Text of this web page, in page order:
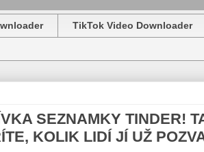
TikTok Video Downloader
SEZNAMKY TINDER!
KOLIK LIDÍ JÍ UŽ